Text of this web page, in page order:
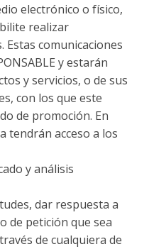
electrónico o físico,
realizar
Estas comunicaciones
y estarán
y servicios, o de sus
con los que este
de promoción. En
tendrán acceso a los
y análisis
dar respuesta a
de petición que sea
de cualquiera de